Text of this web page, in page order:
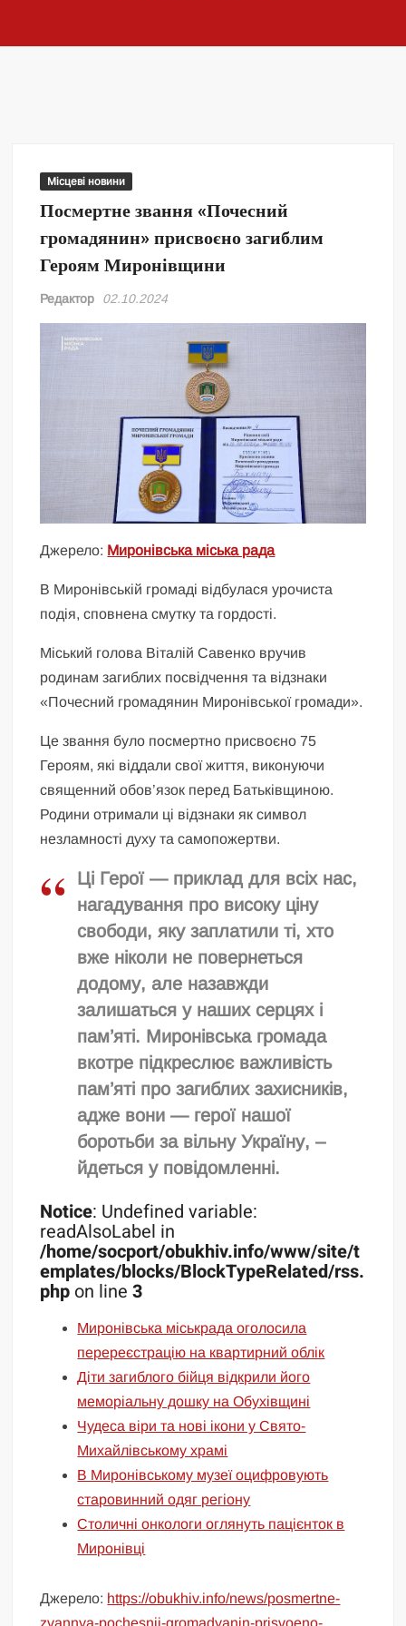
Місцеві новини
Посмертне звання «Почесний
громадянин» присвоєно загиблим
Героям Миронівщини
Редактор 02.10.2024
Джерело: Миронівська міська рада
В Миронівській громаді відбулася урочиста
подія, сповнена смутку та гордості.
Міський голова Віталій Савенко вручив
родинам загиблих посвідчення та відзнаки
«Почесний громадянин Миронівської громади».
Це звання було посмертно присвоєно 75
Героям, які віддали свої життя, виконуючи
священний обов’язок перед Батьківщиною.
Родини отримали ці відзнаки як символ
незламності духу та самопожертви.
Ці Герої — приклад для всіх нас,
нагадування про високу ціну
свободи, яку заплатили ті, хто
вже ніколи не повернеться
додому, але назавжди
залишаться у наших серцях і
пам’яті. Миронівська громада
вкотре підкреслює важливість
пам’яті про загиблих захисників,
адже вони — герої нашої
боротьби за вільну Україну, –
йдеться у повідомленні.
Notice: Undefined variable:
readAlsoLabel in
/home/socport/obukhiv.info/www/site/t
emplates/blocks/BlockTypeRelated/rss.
php on line3
Миронівська міськрада оголосила
перереєстрацію на квартирний облік
Діти загиблого бійця відкрили його
меморіальну дошку на Обухівщині
Чудеса віри та нові ікони у Свято-
Михайлівському храмі
В Миронівському музеї оцифровують
старовинний одяг регіону
Столичні онкологи оглянуть пацієнток в
Миронівці
Джерело: https://obukhiv.info/news/posmertne-
zvannya-pochesnii-gromadyanin-prisvoeno-